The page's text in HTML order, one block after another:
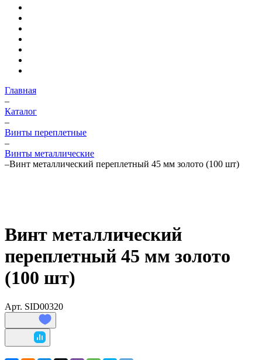
Главная
–
Каталог
–
Винты переплетные
–
Винты металлические
–Винт металлический переплетный 45 мм золото (100 шт)
Винт металлический
переплетный 45 мм золото
(100 шт)
Арт. SID00320